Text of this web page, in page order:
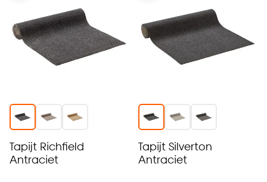
Tapijt Richfield
Antraciet
Tapijt Silverton
Antraciet